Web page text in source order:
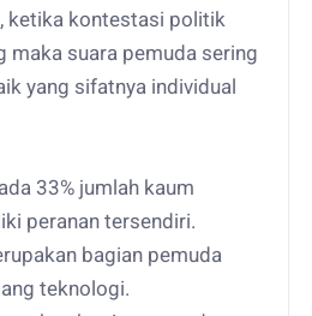
ketika kontestasi politik
maka suara pemuda sering
yang sifatnya individual
33% jumlah kaum
peranan tersendiri.
bagian pemuda
teknologi.